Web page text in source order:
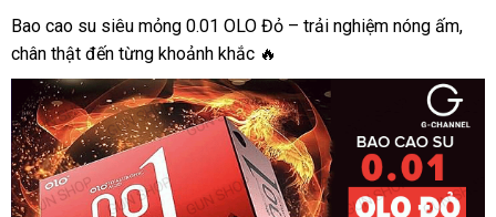
Bao cao su siêu mỏng 0.01 OLO Đỏ – trải nghiệm nóng ấm,
chân thật đến từng khoảnh khắc 🔥